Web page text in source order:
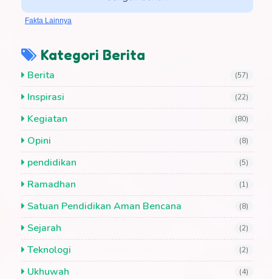
Fakta Lainnya
Kategori Berita
Berita (57)
Inspirasi (22)
Kegiatan (80)
Opini (8)
pendidikan (5)
Ramadhan (1)
Satuan Pendidikan Aman Bencana (8)
Sejarah (2)
Teknologi (2)
Ukhuwah (4)